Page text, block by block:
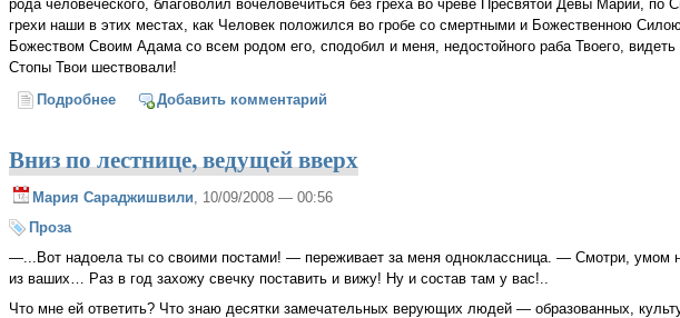
рода человеческого, благоволил вочеловечиться без греха во чреве Пресвятой Девы Марии, по
грехи наши в этих местах, как Человек положился во гробе со смертными и Божественною
Божеством Своим Адама со всем родом его, сподобил и меня, недостойного раба Твоего, видеть
Стопы Твои шествовали!
Подробнеео Св. Давид Гареджийский и Сергей Есенин
Добавить комментарий
Вниз по лестнице, ведущей вверх
Мария Сараджишвили, 10/09/2008 — 00:56
Проза
—...Вот надоела ты со своими постами! — переживает за меня одноклассница. — Смотри, умом
из ваших… Раз в год захожу свечку поставить и вижу! Ну и состав там у вас!..
Что мне ей ответить? Что знаю десятки замечательных верующих людей — образованных,